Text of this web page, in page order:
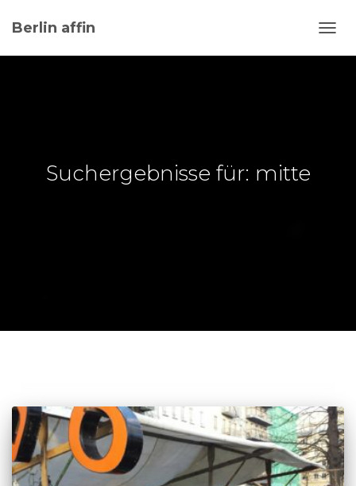
Berlin affin
Suchergebnisse für: mitte